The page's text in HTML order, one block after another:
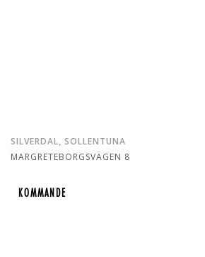
SILVERDAL, SOLLENTUNA
MARGRETEBORGSVÄGEN 8
KOMMANDE
KOMMANDE